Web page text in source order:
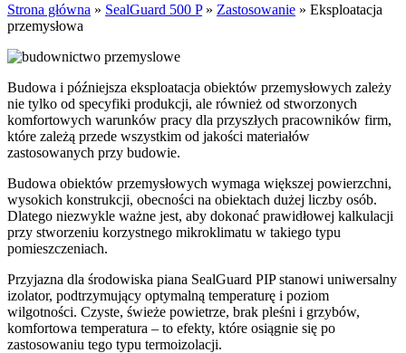
Strona główna » SealGuard 500 P» Zastosowanie » Eksploatacja
przemysłowa
Budowa i późniejsza eksploatacja obiektów przemysłowych zależy
nie tylko od specyfiki produkcji, ale również od stworzonych
komfortowych warunków pracy dla przyszłych pracowników firm,
które zależą przede wszystkim od jakości materiałów
zastosowanych przy budowie.
Budowa obiektów przemysłowych wymaga większej powierzchni,
wysokich konstrukcji, obecności na obiektach dużej liczby osób.
Dlatego niezwykle ważne jest, aby dokonać prawidłowej kalkulacji
przy stworzeniu korzystnego mikroklimatu w takiego typu
pomieszczeniach.
Przyjazna dla środowiska piana SealGuard PIP stanowi uniwersalny
izolator, podtrzymujący optymalną temperaturę i poziom
wilgotności. Czyste, świeże powietrze, brak pleśni i grzybów,
komfortowa temperatura – to efekty, które osiągnie się po
zastosowaniu tego typu termoizolacji.